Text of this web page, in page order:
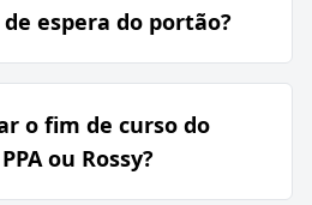
espera do portão?
o fim de curso do
ou Rossy?